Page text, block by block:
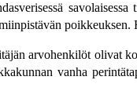
arvohenkilöt olivat
vanha